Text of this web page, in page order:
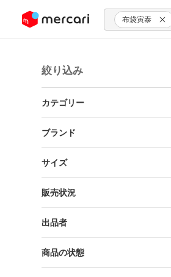
ツにスキップ 布袋寅泰
絞り込み
カテゴリー
ブランド
サイズ
販売状況
出品者
商品の状態